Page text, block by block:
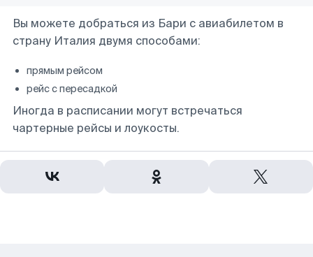
Вы можете добраться из Бари с авиабилетом в
страну Италия двумя способами:
прямым рейсом
рейс с пересадкой
Иногда в расписании могут встречаться
чартерные рейсы и лоукосты.